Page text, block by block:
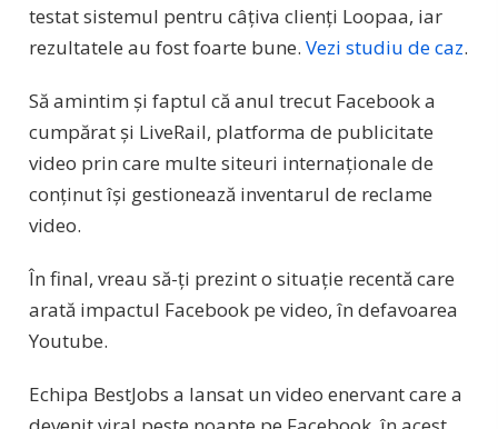
testat sistemul pentru câțiva clienți Loopaa, iar
rezultatele au fost foarte bune. Vezi studiu de caz.
Să amintim și faptul că anul trecut Facebook a
cumpărat și LiveRail, platforma de publicitate
video prin care multe siteuri internaționale de
conținut își gestionează inventarul de reclame
video.
În final, vreau să-ți prezint o situație recentă care
arată impactul Facebook pe video, în defavoarea
Youtube.
Echipa BestJobs a lansat un video enervant care a